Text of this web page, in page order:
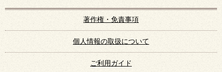
著作権・免責事項
個人情報の取扱について
ご利用ガイド